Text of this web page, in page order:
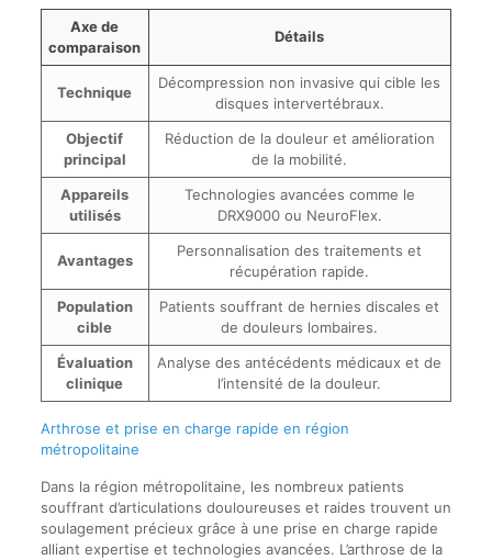
Axe de
comparaison
Détails
Technique
Décompression non invasive qui cible les
disques intervertébraux.
Objectif
principal
Réduction de la douleur et amélioration
de la mobilité.
Appareils
utilisés
Technologies avancées comme le
DRX9000 ou NeuroFlex.
Avantages
Personnalisation des traitements et
récupération rapide.
Population
cible
Patients souffrant de hernies discales et
de douleurs lombaires.
Évaluation
clinique
Analyse des antécédents médicaux et de
l’intensité de la douleur.
Arthrose et prise en charge rapide en région
métropolitaine
Dans la région métropolitaine, les nombreux patients
souffrant d’articulations douloureuses et raides trouvent un
soulagement précieux grâce à une prise en charge rapide
alliant expertise et technologies avancées. L’arthrose de la